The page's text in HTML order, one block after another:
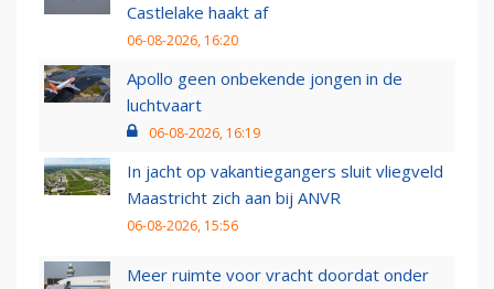
Castlelake haakt af
06-08-2026, 16:20
Apollo geen onbekende jongen in de
luchtvaart
06-08-2026, 16:19
In jacht op vakantiegangers sluit vliegveld
Maastricht zich aan bij ANVR
06-08-2026, 15:56
Meer ruimte voor vracht doordat onder